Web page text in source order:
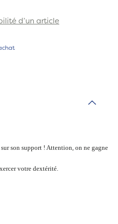
d’un article
son support ! Attention, on ne gagne
votre dextérité.